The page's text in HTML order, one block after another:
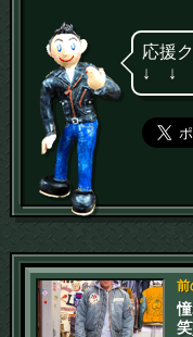
応援
↓ ↓
前